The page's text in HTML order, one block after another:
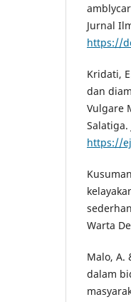
Jurnal
https://
Kridati,
dan
Vulgare
https://
Warta
Malo, A.
dalam